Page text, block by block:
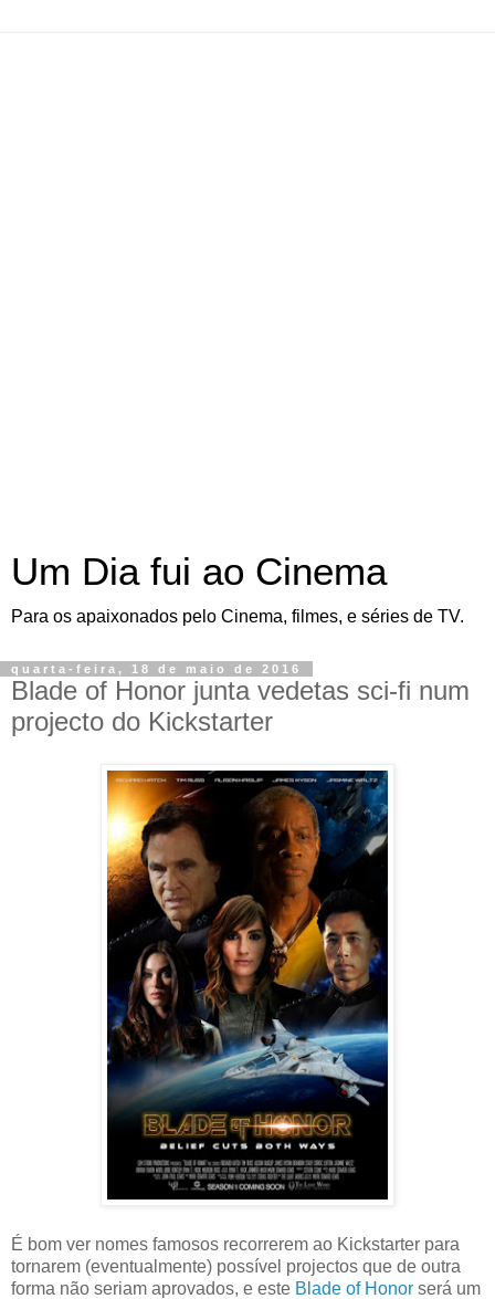
Um Dia fui ao Cinema
Para os apaixonados pelo Cinema, filmes, e séries de TV.
quarta-feira, 18 de maio de 2016
Blade of Honor junta vedetas sci-fi num
projecto do Kickstarter
É bom ver nomes famosos recorrerem ao Kickstarter para
tornarem (eventualmente) possível projectos que de outra
forma não seriam aprovados, e este Blade of Honor será um